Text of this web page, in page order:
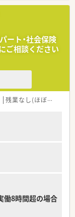
いきたい方
置し、患者様のプ
を設けています。
れるまで丁寧に指
ート・社会保険
ご相談ください
残業なし(ほぼなし含む)
8時間超の場合